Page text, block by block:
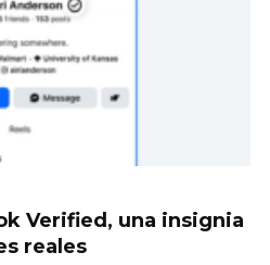
Verified, una insignia
reales